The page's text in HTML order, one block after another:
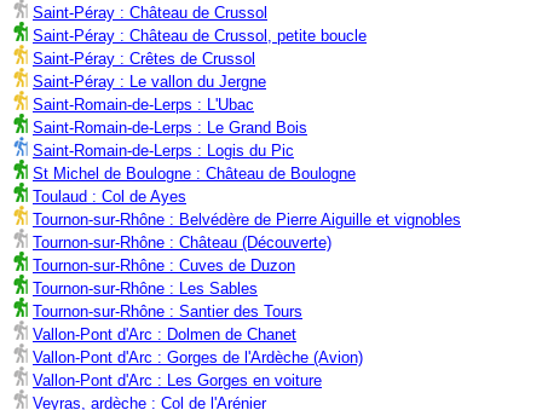
Saint-Péray : Château de Crussol
Saint-Péray : Château de Crussol, petite boucle
Saint-Péray : Crêtes de Crussol
Saint-Péray : Le vallon du Jergne
Saint-Romain-de-Lerps : L'Ubac
Saint-Romain-de-Lerps : Le Grand Bois
Saint-Romain-de-Lerps : Logis du Pic
St Michel de Boulogne : Château de Boulogne
Toulaud : Col de Ayes
Tournon-sur-Rhône : Belvédère de Pierre Aiguille et vignobles
Tournon-sur-Rhône : Château (Découverte)
Tournon-sur-Rhône : Cuves de Duzon
Tournon-sur-Rhône : Les Sables
Tournon-sur-Rhône : Santier des Tours
Vallon-Pont d'Arc : Dolmen de Chanet
Vallon-Pont d'Arc : Gorges de l'Ardèche (Avion)
Vallon-Pont d'Arc : Les Gorges en voiture
Veyras, ardèche : Col de l'Arénier